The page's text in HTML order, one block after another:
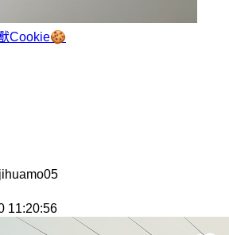
Cookie🍪
jihuamo05
11:20:56